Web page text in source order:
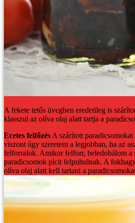
A fekete tetős üvegben eredetileg is
klasszul az olíva olaj alatt tartja a
Ecetes felfőzés A szárított
viszont úgy szeretem a legjobban, ha az
felforralok. Amikor felforr, beledobálom a
paradicsomok picit felpuhulnak. A
olíva olaj alatt kell tartani a